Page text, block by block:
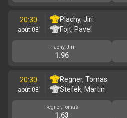
20:30
août 08
Plachy, Jiri
Fojt, Pavel
Plachy, Jiri
1.96
20:30
août 08
Regner, Tomas
Stefek, Martin
Regner, Tomas
1.63